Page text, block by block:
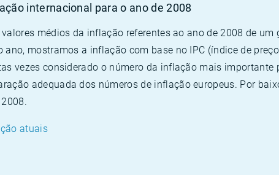
internacional para o ano de 2008
médios da inflação referentes ao ano de 2008 de
ano, mostramos a inflação com base no IPC (índice de
vezes considerado o número da inflação mais
adequada dos números de inflação europeus. Por
atuais